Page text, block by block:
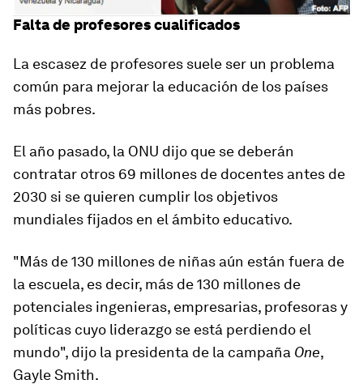
Falta de profesores cualificados
La escasez de profesores suele ser un problema
común para mejorar la educación de los países
más pobres.
El año pasado, la ONU dijo que se deberán
contratar otros 69 millones de docentes antes de
2030 si se quieren cumplir los objetivos
mundiales fijados en el ámbito educativo.
"Más de 130 millones de niñas aún están fuera de
la escuela, es decir, más de 130 millones de
potenciales ingenieras, empresarias, profesoras y
políticas cuyo liderazgo se está perdiendo el
mundo", dijo la presidenta de la campaña One,
Gayle Smith.